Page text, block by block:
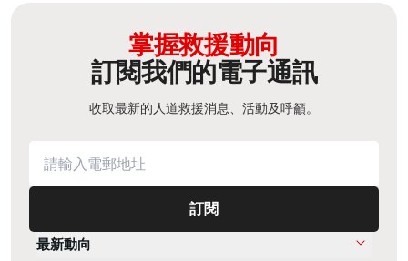
掌握救援動向
訂閱我們的電子通訊
收取最新的人道救援消息、活動及呼籲。
訂閱
最新動向